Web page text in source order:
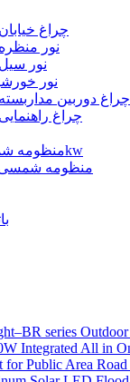
چراغ
نور
نور
نور
چراغ دوربین
چراغ
منظومه شمسی 0.8-5kw
منظومه شمسی